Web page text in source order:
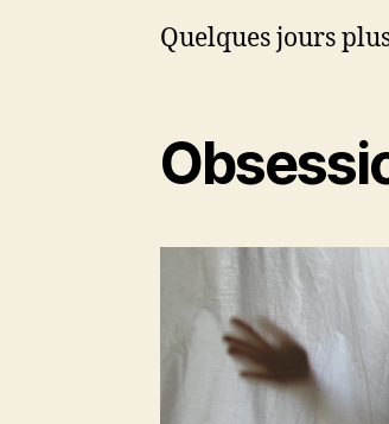
Quelques jours